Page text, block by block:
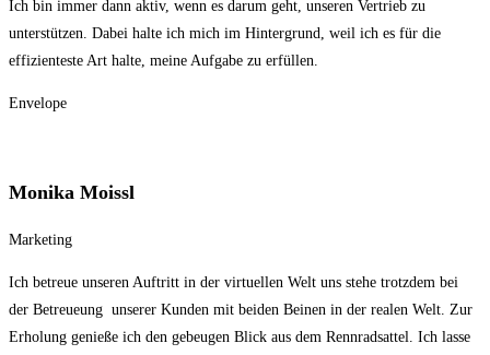
Ich bin immer dann aktiv, wenn es darum geht, unseren Vertrieb zu
unterstützen. Dabei halte ich mich im Hintergrund, weil ich es für die
effizienteste Art halte, meine Aufgabe zu erfüllen.
Envelope
Monika Moissl
Marketing
Ich betreue unseren Auftritt in der virtuellen Welt uns stehe trotzdem bei
der Betreueung unserer Kunden mit beiden Beinen in der realen Welt. Zur
Erholung genieße ich den gebeugen Blick aus dem Rennradsattel. Ich lasse